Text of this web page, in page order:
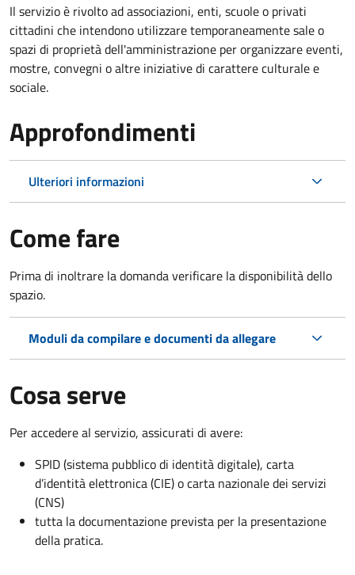
Il servizio è rivolto ad associazioni, enti, scuole o privati
cittadini che intendono utilizzare temporaneamente sale o
spazi di proprietà dell'amministrazione per organizzare eventi,
mostre, convegni o altre iniziative di carattere culturale e
sociale.
Approfondimenti
Ulteriori informazioni
Come fare
Prima di inoltrare la domanda verificare la disponibilità dello
spazio.
Moduli da compilare e documenti da allegare
Cosa serve
Per accedere al servizio, assicurati di avere:
SPID (sistema pubblico di identità digitale), carta
d’identità elettronica (CIE) o carta nazionale dei servizi
(CNS)
tutta la documentazione prevista per la presentazione
della pratica.